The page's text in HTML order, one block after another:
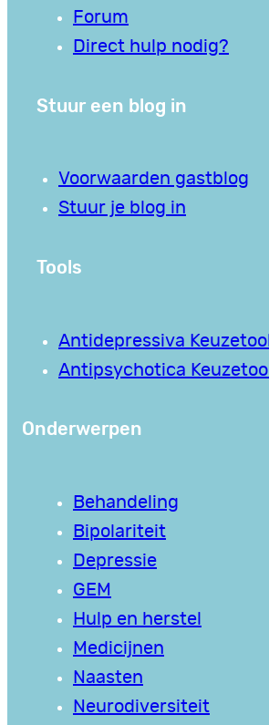
Forum
Direct hulp nodig?
Stuur een blog in
Voorwaarden gastblog
Stuur je blog in
Tools
Antidepressiva Keuzetool
Antipsychotica Keuzetool
Onderwerpen
Behandeling
Bipolariteit
Depressie
GEM
Hulp en herstel
Medicijnen
Naasten
Neurodiversiteit